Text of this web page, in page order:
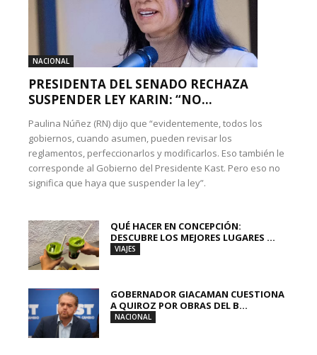
NACIONAL
PRESIDENTA DEL SENADO RECHAZA
SUSPENDER LEY KARIN: “NO...
Paulina Núñez (RN) dijo que “evidentemente, todos los
gobiernos, cuando asumen, pueden revisar los
reglamentos, perfeccionarlos y modificarlos. Eso también le
corresponde al Gobierno del Presidente Kast. Pero eso no
significa que haya que suspender la ley”.
QUÉ HACER EN CONCEPCIÓN:
DESCUBRE LOS MEJORES LUGARES ...
VIAJES
GOBERNADOR GIACAMAN CUESTIONA
A QUIROZ POR OBRAS DEL B...
NACIONAL